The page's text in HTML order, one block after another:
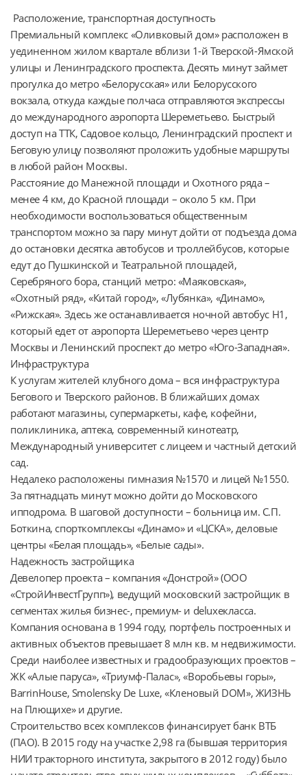
Премиальный комплекс «Оливковый дом» расположен в
уединенном жилом квартале вблизи 1-й Тверской-Ямской
улицы и Ленинградского проспекта. Десять минут займет
прогулка до метро «Белорусская» или Белорусского
вокзала, откуда каждые полчаса отправляются экспрессы
до международного аэропорта Шереметьево. Быстрый
доступ на ТТК, Садовое кольцо, Ленинградский проспект и
Беговую улицу позволяют проложить удобные маршруты
в любой район Москвы.
Расстояние до Манежной площади и Охотного ряда –
менее 4 км, до Красной площади – около 5 км. При
необходимости воспользоваться общественным
транспортом можно за пару минут дойти от подъезда дома
до остановки десятка автобусов и троллейбусов, которые
едут до Пушкинской и Театральной площадей,
Серебряного бора, станций метро: «Маяковская»,
«Охотный ряд», «Китай город», «Лубянка», «Динамо»,
«Рижская». Здесь же останавливается ночной автобус Н1,
который едет от аэропорта Шереметьево через центр
Москвы и Ленинский проспект до метро «Юго-Западная».
Инфраструктура
К услугам жителей клубного дома – вся инфраструктура
Бегового и Тверского районов. В ближайших домах
работают магазины, супермаркеты, кафе, кофейни,
поликлиника, аптека, современный кинотеатр,
Международный университет с лицеем и частный детский
сад.
Недалеко расположены гимназия №1570 и лицей №1550.
За пятнадцать минут можно дойти до Московского
ипподрома. В шаговой доступности – больница им. С.П.
Боткина, спорткомплексы «Динамо» и «ЦСКА», деловые
центры «Белая площадь», «Белые сады».
Надежность застройщика
Девелопер проекта – компания «Донстрой» (ООО
«СтройИнвестГрупп»), ведущий московский застройщик в
сегментах жилья бизнес-, премиум- и deluxeкласса.
Компания основана в 1994 году, портфель построенных и
активных объектов превышает 8 млн кв. м недвижимости.
Среди наиболее известных и градообразующих проектов –
ЖК «Алые паруса», «Триумф-Палас», «Воробьевы горы»,
BarrinHouse, Smolensky De Luxe, «Кленовый DOM», ЖИЗНЬ
на Плющихе» и другие.
Строительство всех комплексов финансирует банк ВТБ
(ПАО). В 2015 году на участке 2,98 га (бывшая территория
НИИ тракторного института, закрытого в 2012 году) было